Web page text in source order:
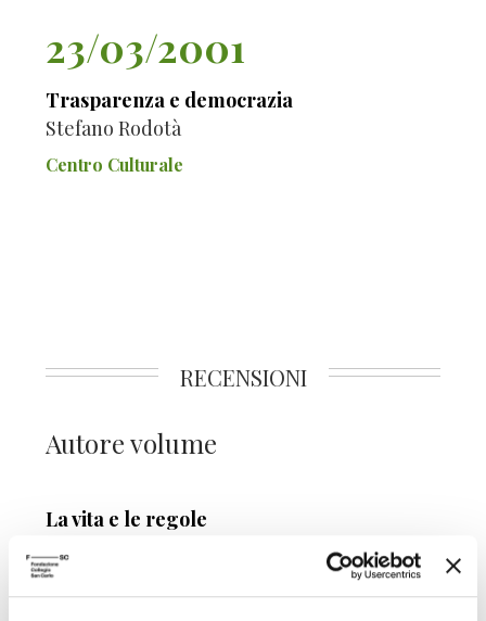
23/03/2001
Trasparenza e democrazia
Stefano Rodotà
Centro Culturale
RECENSIONI
Autore volume
La vita e le regole
Anno pubblicazione2006